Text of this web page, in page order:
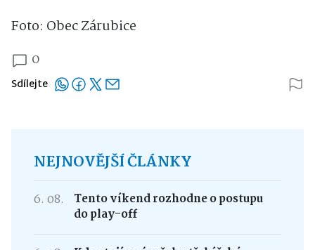
Foto: Obec Zárubice
0
Sdílejte
NEJNOVĚJŠÍ ČLÁNKY
6. 08.
Tento víkend rozhodne o postupu
do play-off